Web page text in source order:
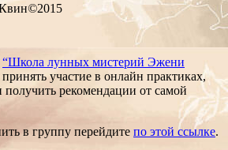
©2015
“Школа лунных мистерий Эжени
участие в онлайн практиках,
получить рекомендации от самой
в группу перейдите по этой ссылке.